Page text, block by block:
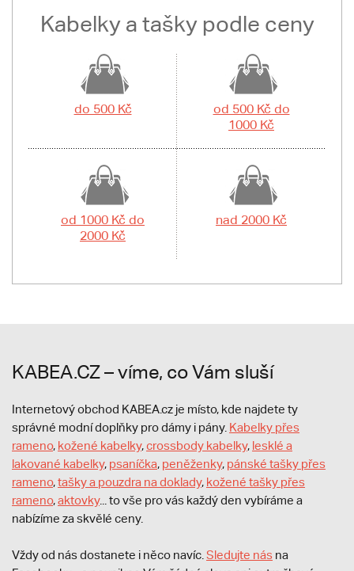
Kabelky a tašky podle ceny
do 500 Kč
od 500 Kč do
1000 Kč
od 1000 Kč do
2000 Kč
nad 2000 Kč
KABEA.CZ – víme, co Vám sluší
Internetový obchod KABEA.cz je místo, kde najdete ty
správné modní doplňky pro dámy i pány. Kabelky přes
rameno, kožené kabelky,crossbody kabelky, lesklé a
lakované kabelky, psaníčka, peněženky, pánské tašky přes
rameno,tašky a pouzdra na doklady, kožené tašky přes
rameno,aktovky... to vše pro vás každý den vybíráme a
nabízíme za skvělé ceny.
Vždy od nás dostanete i něco navíc. Sledujte nás na